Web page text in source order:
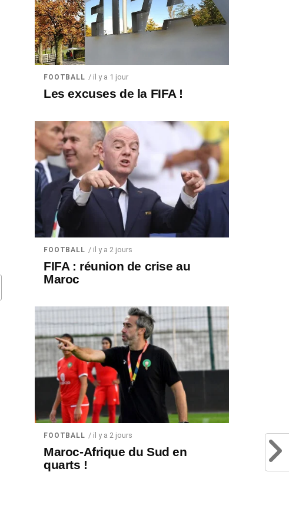
FOOTBALL / il y a 1 jour
Les excuses de la FIFA !
FOOTBALL / il y a 2 jours
FIFA : réunion de crise au
Maroc
FOOTBALL / il y a 2 jours
Maroc-Afrique du Sud en
quarts !